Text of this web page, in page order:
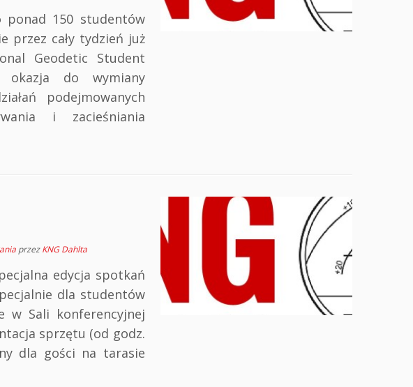
ponad 150 studentów
przez cały tydzień już
Geodetic Student
okazja do wymiany
podejmowanych
i zacieśniania
przezKNG Dahlta
edycja spotkań
dla studentów
w Sali konferencyjnej
sprzętu (od godz.
dla gości na tarasie